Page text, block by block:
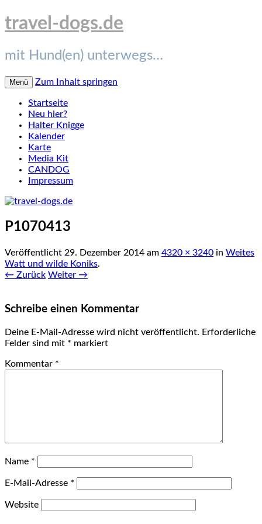
travel-dogs.de
mit Hund(en) unterwegs…
Menü Zum Inhalt springen
Startseite
Neu hier?
Halter Knigge
Kalender
Karte
Media Kit
CANDOG
Impressum
P1070413
Veröffentlicht 29. Dezember 2014 am 4320 × 3240 in Weites
Watt und wilde Koniks.
← Zurück Weiter →
Schreibe einen Kommentar
Deine E-Mail-Adresse wird nicht veröffentlicht. Erforderliche
Felder sind mit * markiert
Kommentar *
Name *
E-Mail-Adresse *
Website